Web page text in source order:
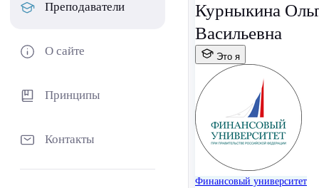
Преподаватели
О сайте
Принципы
Контакты
Курныкина
Васильевна
Это я
Финансовый университет